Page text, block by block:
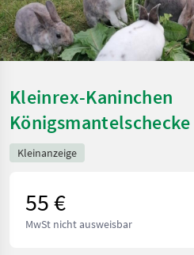
Kleinrex-Kaninchen
Königsmantelschecke
Kleinanzeige
55 €
MwSt nicht ausweisbar